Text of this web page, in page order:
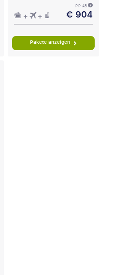
P.P. AB
€ 904
Pakete anzeigen